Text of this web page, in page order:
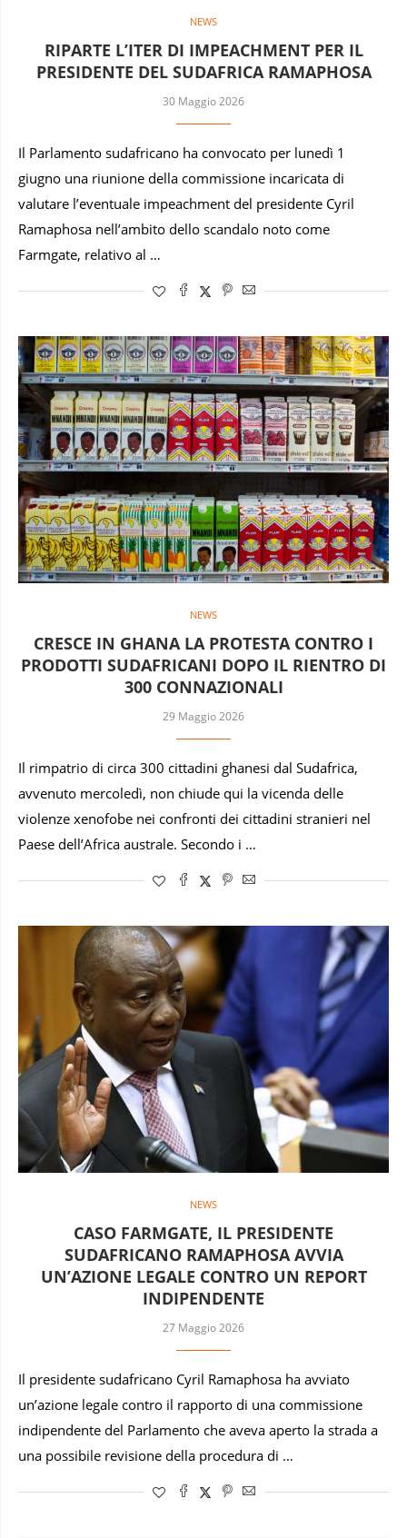
NEWS
RIPARTE L’ITER DI IMPEACHMENT PER IL
PRESIDENTE DEL SUDAFRICA RAMAPHOSA
30 Maggio 2026
Il Parlamento sudafricano ha convocato per lunedì 1
giugno una riunione della commissione incaricata di
valutare l’eventuale impeachment del presidente Cyril
Ramaphosa nell’ambito dello scandalo noto come
Farmgate, relativo al …
NEWS
CRESCE IN GHANA LA PROTESTA CONTRO I
PRODOTTI SUDAFRICANI DOPO IL RIENTRO DI
300 CONNAZIONALI
29 Maggio 2026
Il rimpatrio di circa 300 cittadini ghanesi dal Sudafrica,
avvenuto mercoledì, non chiude qui la vicenda delle
violenze xenofobe nei confronti dei cittadini stranieri nel
Paese dell’Africa australe. Secondo i …
NEWS
CASO FARMGATE, IL PRESIDENTE
SUDAFRICANO RAMAPHOSA AVVIA
UN’AZIONE LEGALE CONTRO UN REPORT
INDIPENDENTE
27 Maggio 2026
Il presidente sudafricano Cyril Ramaphosa ha avviato
un’azione legale contro il rapporto di una commissione
indipendente del Parlamento che aveva aperto la strada a
una possibile revisione della procedura di …